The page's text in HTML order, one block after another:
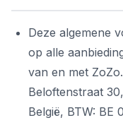
Deze algemene
op alle
van en met
Beloftenstraat
België, BTW: BE